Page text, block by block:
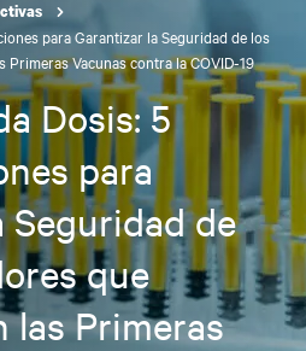
para Garantizar la Seguridad de los
Primeras Vacunas contra la COVID-19
Dosis: 5
para
Seguridad de
que
las Primeras